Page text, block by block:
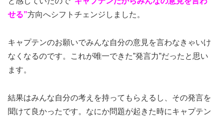
せる”方向へシフトチェンジしました。
キャプテンのお願いでみんな自分の意見を言わなきゃいけ
なくなるのです。これが唯一できた”発言力”だったと思い
ます。
結果はみんな自分の考えを持ってもらえるし、その発言を
聞けて良かったです。なにか問題が起きた時にキャプテン